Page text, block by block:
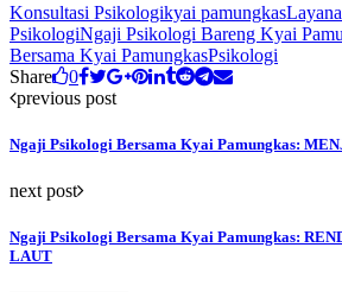
Konsultasi Psikologikyai pamungkas
PsikologiNgaji Psikologi Bareng Kyai
Bersama Kyai PamungkasPsikologi
Share
0
previous post
Ngaji Psikologi Bersama Kyai Pamungkas:
next post
Ngaji Psikologi Bersama Kyai Pamungkas:
LAUT